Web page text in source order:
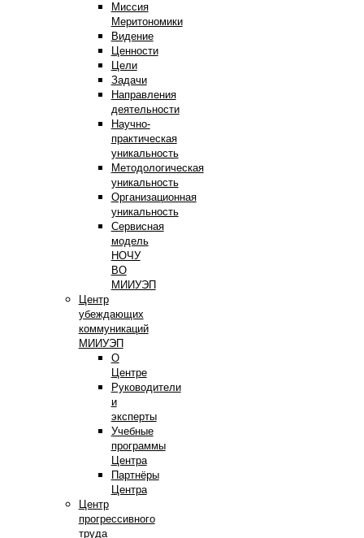
Миссия
Меритономики
Видение
Ценности
Цели
Задачи
Направления
деятельности
Научно-
практическая
уникальность
Методологическая
уникальность
Организационная
уникальность
Сервисная
модель
НОЧУ
ВО
МИИУЭП
Центр
убеждающих
коммуникаций
МИИУЭП
О
Центре
Руководители
и
эксперты
Учебные
программы
Центра
Партнёры
Центра
Центр
прогрессивного
труда